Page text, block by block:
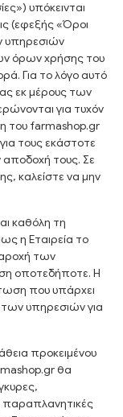
υπόκεινται
(εφεξής «Όροι
υπηρεσιών
όρων χρήσης του
Για το λόγο αυτό
εκ μέρους των
για τυχόν
του farmashop.gr
τους εκάστοτε
αποδοχή τους. Σε
καλείστε να μην
καθόλη τη
η Εταιρεία το
των
οποτεδήποτε. Η
που υπάρχει
υπηρεσιών για
προκειμένου
θα
παραπλανητικές